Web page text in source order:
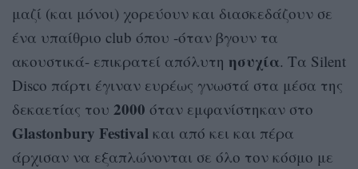
μαζί (και μόνοι) χορεύουν και διασκεδάζουν σε
ένα υπαίθριο club όπου -όταν βγουν τα
ακουστικά- επικρατεί απόλυτη ησυχία. Τα Silent
Disco πάρτι έγιναν ευρέως γνωστά στα μέσα της
δεκαετίας του 2000 όταν εμφανίστηκαν στο
Glastonbury Festival και από κει και πέρα
άρχισαν να εξαπλώνονται σε όλο τον κόσμο με